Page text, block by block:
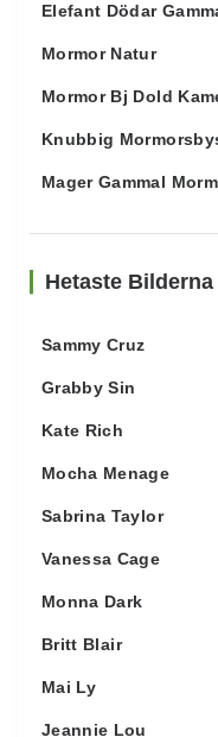
Elefant Dödar
Mormor Natur
Mormor Bj Dold
Knubbig
Mager Gammal
Hetaste
Sammy Cruz
Grabby Sin
Kate Rich
Mocha Menage
Sabrina Taylor
Vanessa Cage
Monna Dark
Britt Blair
Mai Ly
Jeannie Lou